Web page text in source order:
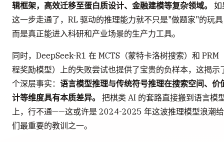
辑框架，高效迁移至蛋白质设计、金融建模等复杂领域。
如
这一步走通了，RL 驱动的推理能力就不只是"做题家"的玩
而是真正能进入科研和产业场景的生产力工具。
同时，DeepSeek-R1 在 MCTS（蒙特卡洛树搜索）和 PRM
程奖励模型）上的失败尝试也提供了宝贵的负样本，这揭示
个深层事实： 语言模型推理与传统符号推理在搜索空间、价
计等维度具有本质差异。
把棋类 AI 的套路直接搬到语言模
上，行不通——这或许是 2024-2025 年这波推理模型浪潮
们最重要的教训之一。